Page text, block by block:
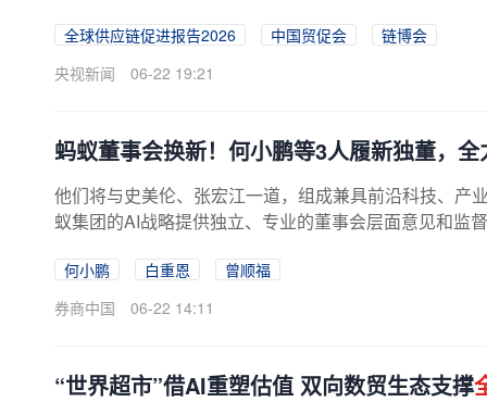
全球供应链促进报告2026 中国贸促会
链博会
央视新闻
06-22 19:21
蚂蚁董事会换新！何小鹏等3人履新独董，
他们将与史美伦、张宏江一道，组成兼具前沿科技、产
蚁集团的AI战略提供独立、专业的董事会层面意见和监
何小鹏 白重恩
曾顺福
券商中国
06-22 14:11
“世界超市”借AI重塑估值 双向数贸生态支撑